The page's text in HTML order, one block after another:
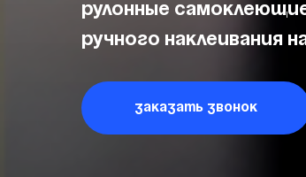
Рулонные
ручного наклеивания
Заказать звонок